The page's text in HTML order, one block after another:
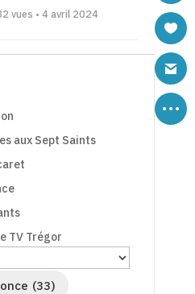
vues • 4 avril 2024
aux Sept Saints
TV Trégor
(33)